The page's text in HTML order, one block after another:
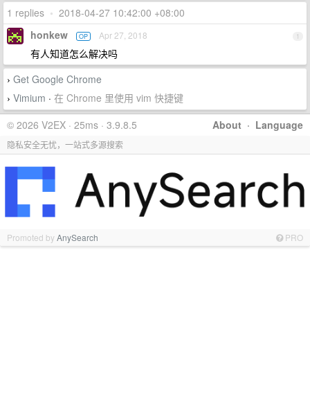
1 replies • 2018-04-27 10:42:00 +08:00
1
honkew OP Apr 27, 2018
有人知道怎么解决吗
› Get Google Chrome
› Vimium · 在 Chrome 里使用 vim 快捷键
About · Language
© 2026 V2EX · 25ms · 3.9.8.5
隐私安全无忧，一站式多源搜索
Promoted byAnySearch PRO